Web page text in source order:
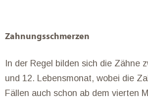
Zahnungsschmerzen
In der Regel bilden sich die Zähne
und 12. Lebensmonat, wobei die
Fällen auch schon ab dem vierten